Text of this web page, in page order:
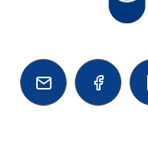
 